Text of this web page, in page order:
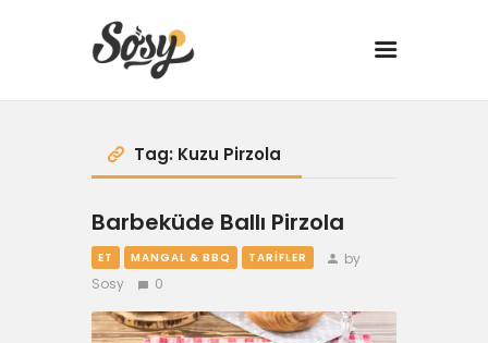
TARİFLER
MANGAL
YANCI
FIT
Tag: Kuzu Pirzola
Barbeküde Ballı Pirzola
ET MANGAL & BBQ TARIFLER
by
Sosy
0